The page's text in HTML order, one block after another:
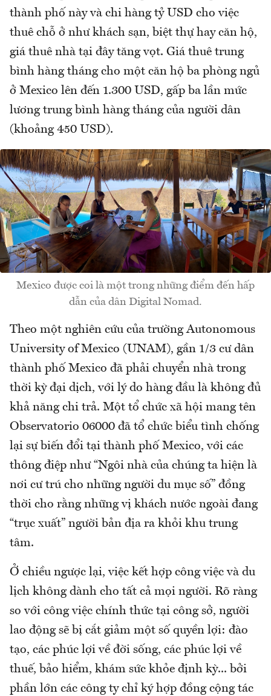
thành phố này và chi hàng tỷ USD cho việc
thuê chỗ ở như khách sạn, biệt thự hay căn hộ,
giá thuê nhà tại đây tăng vọt. Giá thuê trung
bình hàng tháng cho một căn hộ ba phòng ngủ
ở Mexico lên đến 1.300 USD, gấp ba lần mức
lương trung bình hàng tháng của người dân
(khoảng 450 USD).
Mexico được coi là một trong những điểm đến hấp
dẫn của dân Digital Nomad.
Theo một nghiên cứu của trường Autonomous
University of Mexico (UNAM), gần 1/3 cư dân
thành phố Mexico đã phải chuyển nhà trong
thời kỳ đại dịch, với lý do hàng đầu là không đủ
khả năng chi trả. Một tổ chức xã hội mang tên
Observatorio 06000 đã tổ chức biểu tình chống
lại sự biến đổi tại thành phố Mexico, với các
thông điệp như “Ngôi nhà của chúng ta hiện là
nơi cư trú cho những người du mục số” đồng
thời cho rằng những vị khách nước ngoài đang
“trục xuất” người bản địa ra khỏi khu trung
tâm.
Ở chiều ngược lại, việc kết hợp công việc và du
lịch không dành cho tất cả mọi người. Rõ ràng
so với công việc chính thức tại công sở, người
lao động sẽ bị cắt giảm một số quyền lợi: đào
tạo, các phúc lợi về đời sống, các phúc lợi về
thuế, bảo hiểm, khám sức khỏe định kỳ... bởi
phần lớn các công ty chỉ ký hợp đồng cộng tác